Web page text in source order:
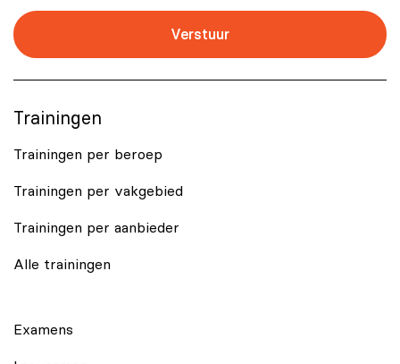
Verstuur
Trainingen
Trainingen per beroep
Trainingen per vakgebied
Trainingen per aanbieder
Alle trainingen
Examens